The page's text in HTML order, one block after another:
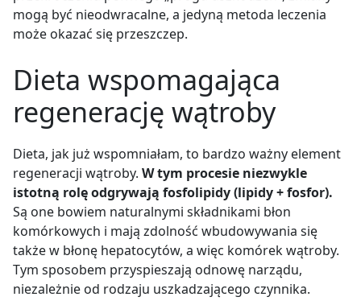
mogą być nieodwracalne, a jedyną metoda leczenia
może okazać się przeszczep.
Dieta wspomagająca
regenerację wątroby
Dieta, jak już wspomniałam, to bardzo ważny element
regeneracji wątroby. W tym procesie niezwykle
istotną rolę odgrywają fosfolipidy (lipidy + fosfor).
Są one bowiem naturalnymi składnikami błon
komórkowych i mają zdolność wbudowywania się
także w błonę hepatocytów, a więc komórek wątroby.
Tym sposobem przyspieszają odnowę narządu,
niezależnie od rodzaju uszkadzającego czynnika.